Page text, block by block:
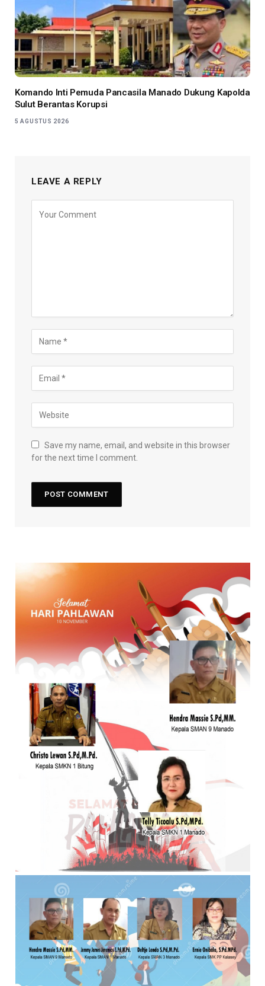
Komando Inti Pemuda Pancasila Manado Dukung Kapolda
Sulut Berantas Korupsi
5 AGUSTUS 2026
LEAVE A REPLY
Save my name, email, and website in this browser
for the next time I comment.